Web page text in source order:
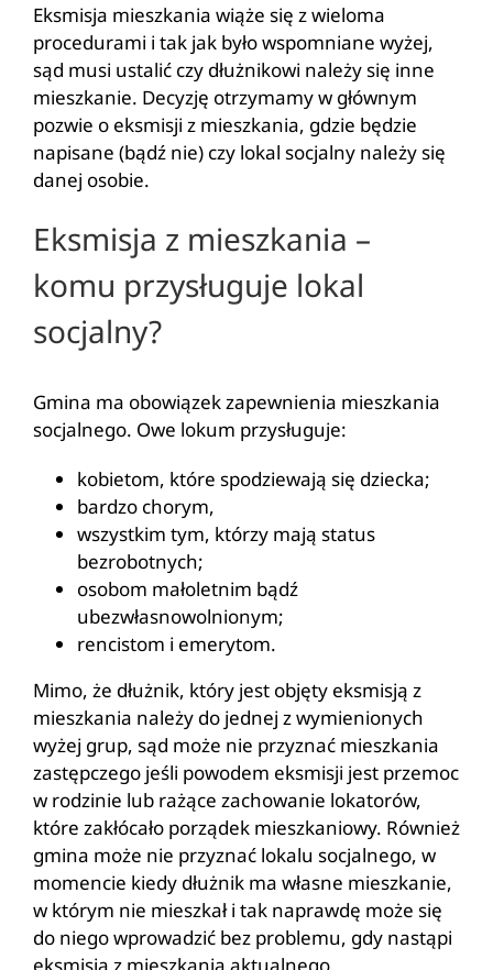
Eksmisja mieszkania wiąże się z wieloma
procedurami i tak jak było wspomniane wyżej,
sąd musi ustalić czy dłużnikowi należy się inne
mieszkanie. Decyzję otrzymamy w głównym
pozwie o eksmisji z mieszkania, gdzie będzie
napisane (bądź nie) czy lokal socjalny należy się
danej osobie.
Eksmisja z mieszkania –
komu przysługuje lokal
socjalny?
Gmina ma obowiązek zapewnienia mieszkania
socjalnego. Owe lokum przysługuje:
kobietom, które spodziewają się dziecka;
bardzo chorym,
wszystkim tym, którzy mają status
bezrobotnych;
osobom małoletnim bądź
ubezwłasnowolnionym;
rencistom i emerytom.
Mimo, że dłużnik, który jest objęty eksmisją z
mieszkania należy do jednej z wymienionych
wyżej grup, sąd może nie przyznać mieszkania
zastępczego jeśli powodem eksmisji jest przemoc
w rodzinie lub rażące zachowanie lokatorów,
które zakłócało porządek mieszkaniowy. Również
gmina może nie przyznać lokalu socjalnego, w
momencie kiedy dłużnik ma własne mieszkanie,
w którym nie mieszkał i tak naprawdę może się
do niego wprowadzić bez problemu, gdy nastąpi
eksmisja z mieszkania aktualnego.